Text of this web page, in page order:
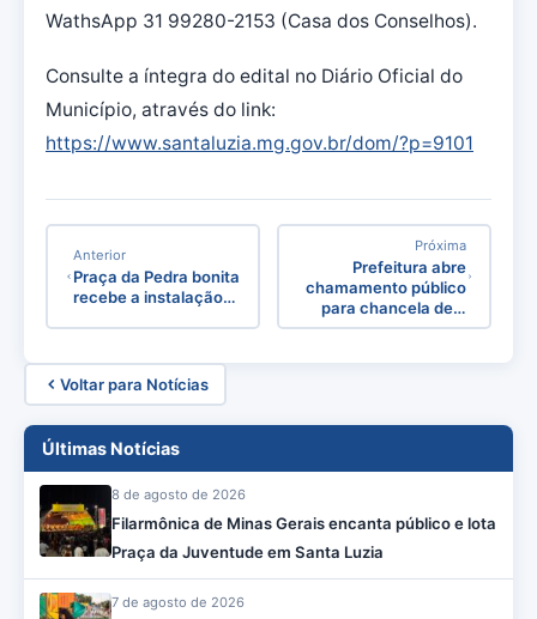
WathsApp 31 99280-2153 (Casa dos Conselhos).
Consulte a íntegra do edital no Diário Oficial do
Município, através do link:
https://www.santaluzia.mg.gov.br/dom/?p=9101
Anterior
Praça da Pedra bonita
recebe a instalação…
Próxima
Prefeitura abre
chamamento público
para chancela de…
Voltar para Notícias
Últimas Notícias
8 de agosto de 2026
Filarmônica de Minas Gerais encanta público e lota
Praça da Juventude em Santa Luzia
7 de agosto de 2026